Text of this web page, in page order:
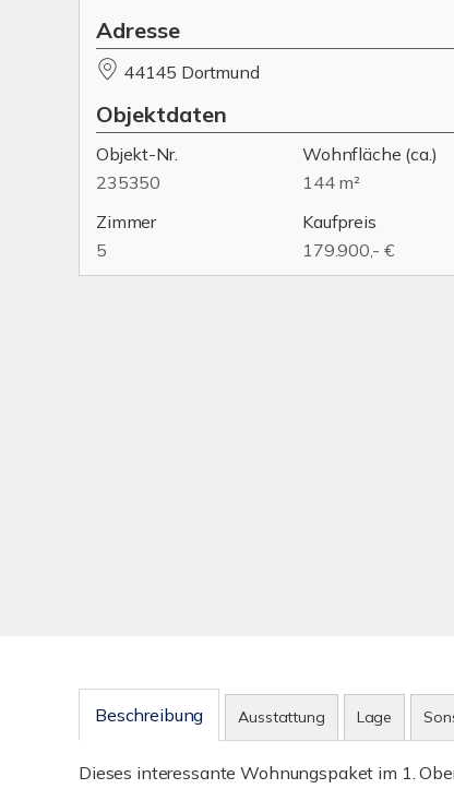
Adresse
44145 Dortmund
Objektdaten
Objekt-Nr.
235350
Wohnfläche (ca.)
144 m²
Zimmer
5
Kaufpreis
179.900,- €
Beschreibung Ausstattung Lage
Dieses interessante Wohnungspaket im 1.